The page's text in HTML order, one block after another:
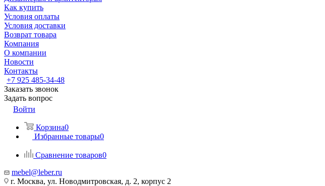
Как купить
Условия оплаты
Условия доставки
Возврат товара
Компания
О компании
Новости
Контакты
+7 925 485-34-48
Заказать звонок
Задать вопрос
Войти
Корзина0
Избранные товары0
Сравнение товаров0
mebel@leber.ru
г. Москва, ул. Новодмитровская, д. 2, корпус 2